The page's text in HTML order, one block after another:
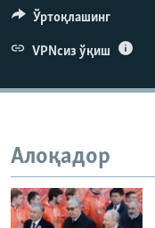
Ўртоқлашинг
VPNсиз ўқиш
Алоқадор